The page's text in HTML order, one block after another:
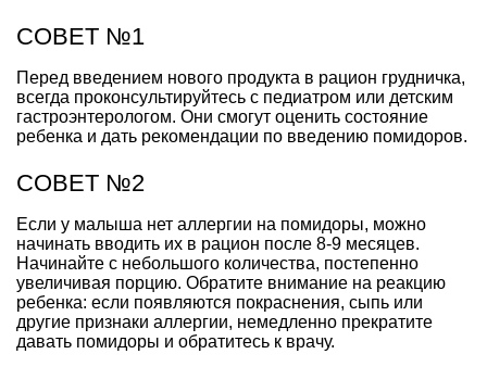
СОВЕТ №1
Перед введением нового продукта в рацион грудничка,
всегда проконсультируйтесь с педиатром или детским
гастроэнтерологом. Они смогут оценить состояние
ребенка и дать рекомендации по введению помидоров.
СОВЕТ №2
Если у малыша нет аллергии на помидоры, можно
начинать вводить их в рацион после 8-9 месяцев.
Начинайте с небольшого количества, постепенно
увеличивая порцию. Обратите внимание на реакцию
ребенка: если появляются покраснения, сыпь или
другие признаки аллергии, немедленно прекратите
давать помидоры и обратитесь к врачу.